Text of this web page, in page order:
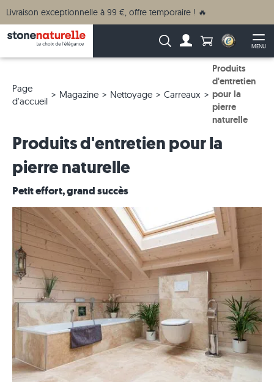
Livraison exceptionnelle à 99 €, offre temporaire ! 🔥
MENU
Recherche :Anzahl
Page
d'accueil
Magazine Nettoyage Carreaux
Produits
d'entretien
pour la
pierre
naturelle
Produits d'entretien pour la
pierre naturelle
Petit effort, grand succès